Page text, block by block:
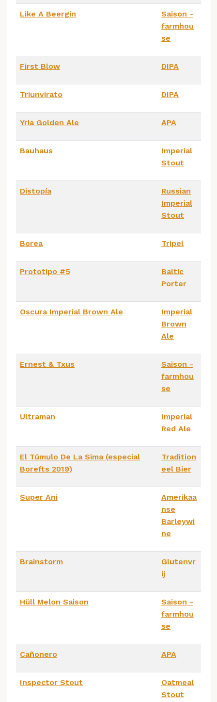
Like A Beergin
Saison -
farmhou
se
First Blow DIPA
Triunvirato DIPA
Yria Golden Ale APA
Bauhaus
Imperial
Stout
Distopía
Russian
Imperial
Stout
Borea Tripel
Prototipo #5
Baltic
Porter
Oscura Imperial Brown Ale
Imperial
Brown
Ale
Ernest & Txus
Saison -
farmhou
se
Ultraman
Imperial
Red Ale
El Túmulo De La Sima (especial
Borefts 2019)
Tradition
eel Bier
Super Ani
Amerikaa
nse
Barleywi
ne
Brainstorm
Glutenvr
ij
Hüll Melon Saison
Saison -
farmhou
se
Cañonero APA
Inspector Stout
Oatmeal
Stout